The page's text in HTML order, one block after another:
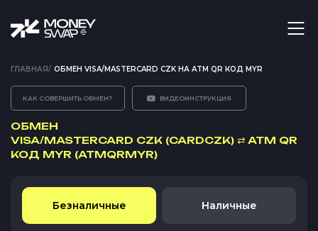
ГЛАВНАЯ/ ОБМЕН VISA/MASTERCARD CZK НА ATM QR КОД MYR
КАК СОВЕРШИТЬ ОБМЕН? ВИДЕОИНСТРУКЦИЯ
ОБМЕН
VISA/MASTERCARD CZK (CARDCZK) ⇄ ATM QR
КОД MYR (ATMQRMYR)
Безналичные Наличные